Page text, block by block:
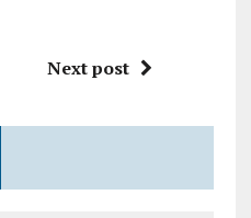
Next post